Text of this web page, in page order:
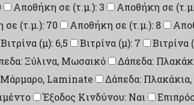
Αποθήκη σε (τ.μ.): 3 Αποθήκη σε
(τ.μ.): 70 Αποθήκη σε (τ.μ.): 8
Βιτρίνα (μ): 6,5 Βιτρίνα (μ): 7 Βιτρίνα
Ξύλινα, Μωσαικό Δάπεδα:
Laminate Δάπεδα: Πλακάκια,
Έξοδος Κινδύνου: Ναι